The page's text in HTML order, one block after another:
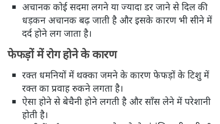
अचानक कोई सदमा लगने या ज्यादा डर जाने से दिल की
धड़कन अचानक बढ़ जाती है और इसके कारण भी सीने में
दर्द होने लग जाता है।
फेफड़ों में रोग होने के कारण
रक्त धमनियों में थक्का जमने के कारण फेफड़ों के टिशु में
रक्त का प्रवाह रुकने लगता है।
ऐसा होने से बेचैनी होने लगती है और साँस लेने में परेशानी
होती है।